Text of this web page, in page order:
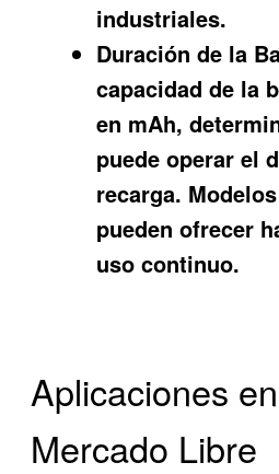
industriales.
Duración de la
capacidad de la
en mAh,
puede operar el
recarga.
pueden ofrecer
uso continuo.
Aplicaciones
Mercado Libre